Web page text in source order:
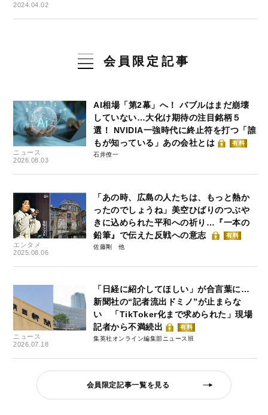
2024.04.02
会員限定記事
ニュース
2026.08.03
AI相場「第2幕」へ！ バブルはまだ崩壊
していない…大化け期待の注目銘柄５
選！ NVIDIA一強時代に終止符を打つ「誰
もが知っている」あの会社とは
有料
石井僚一
エンタメ
2025.08.06
「あの時、広島の人たちは、もっと熱か
ったのでしょうね」美空ひばりのつぶや
きに込められた平和への祈り…『一本の
鉛筆』で伝えた反戦への意志
有料
佐藤剛
ニュース
2026.07.18
「日経に紹介してほしい」が合言葉に…
新聞社の“記者流出ドミノ”が止まらな
い 「TikToker化まで求められた」現場
記者から不満続出
有料
集英社オンライン編集部ニュース班
会員限定記事一覧を見る